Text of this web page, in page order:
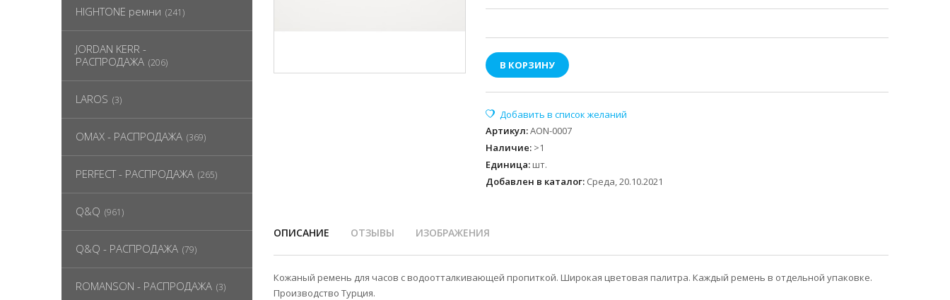
В КОРЗИНУ
Артикул:AON-0007
Наличие: >1
Единица: шт.
Добавлен в каталог: Среда, 20.10.2021
ОПИСАНИЕ ОТЗЫВЫ ИЗОБРАЖЕНИЯ
Кожаный ремень для часов с водоотталкивающей пропиткой. Широкая цветовая палитра. Каждый ремень в отдельной упаковке.
Производство Турция.
HIGHTONE ремни (241)
JORDAN KERR -
РАСПРОДАЖА (206)
LAROS (3)
OMAX - РАСПРОДАЖА (369)
PERFECT - РАСПРОДАЖА (265)
Q&Q (961)
Q&Q - РАСПРОДАЖА (79)
ROMANSON - РАСПРОДАЖА (3)